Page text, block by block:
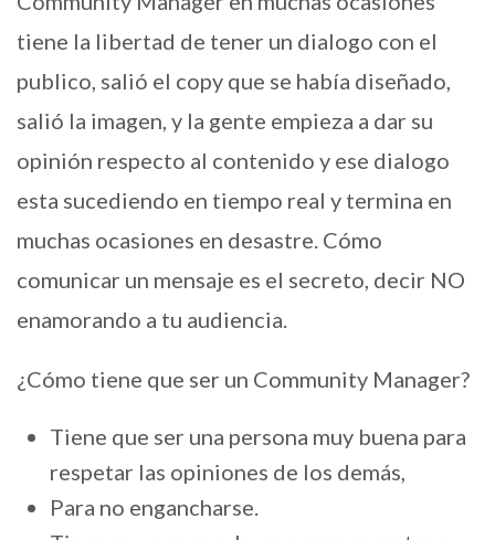
tiene la libertad de tener un dialogo con el
publico, salió el copy que se había diseñado,
salió la imagen, y la gente empieza a dar su
opinión respecto al contenido y ese dialogo
esta sucediendo en tiempo real y termina en
muchas ocasiones en desastre. Cómo
comunicar un mensaje es el secreto, decir NO
enamorando a tu audiencia.
¿Cómo tiene que ser un Community Manager?
Tiene que ser una persona muy buena para
respetar las opiniones de los demás,
Para no engancharse.